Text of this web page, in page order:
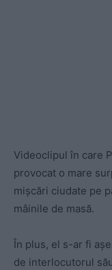
Videoclipul în care
provocat o mare
mișcări ciudate pe
mâinile de masă.
În plus, el s-ar fi
de interlocutorul